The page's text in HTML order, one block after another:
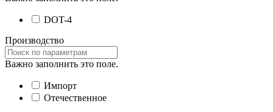
DOT-4
Производство
Важно заполнить это поле.
Импорт
Отечественное